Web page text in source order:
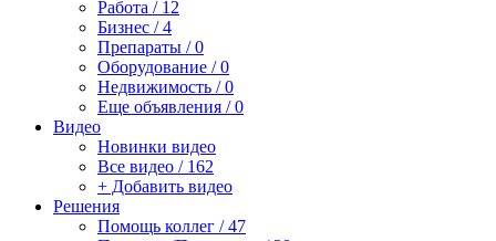
Работа / 12
Бизнес / 4
Препараты / 0
Оборудование / 0
Недвижимость / 0
Еще объявления / 0
Видео
Новинки видео
Все видео / 162
+ Добавить видео
Решения
Помощь коллег / 47